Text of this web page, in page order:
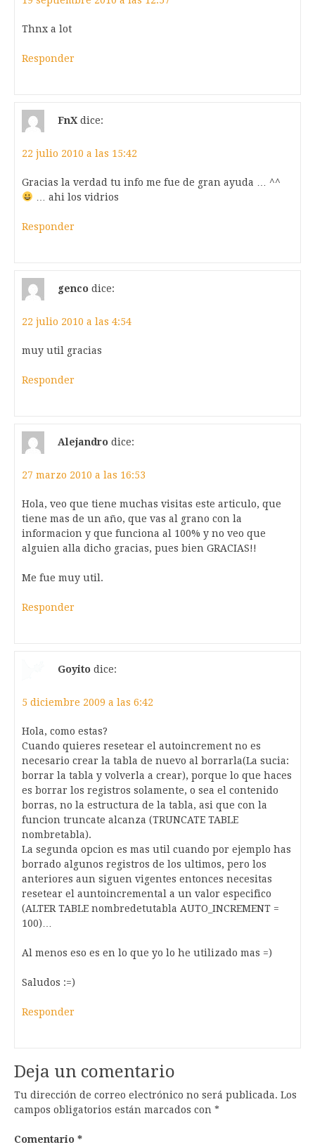
Thnx a lot
Responder
FnX dice:
22 julio 2010 a las 15:42
Gracias la verdad tu info me fue de gran ayuda … ^^
… ahi los vidrios
Responder
genco dice:
22 julio 2010 a las 4:54
muy util gracias
Responder
Alejandro dice:
27 marzo 2010 a las 16:53
Hola, veo que tiene muchas visitas este articulo, que
tiene mas de un año, que vas al grano con la
informacion y que funciona al 100% y no veo que
alguien alla dicho gracias, pues bien GRACIAS!!
Me fue muy util.
Responder
Goyito dice:
5 diciembre 2009 a las 6:42
Hola, como estas?
Cuando quieres resetear el autoincrement no es
necesario crear la tabla de nuevo al borrarla(La sucia:
borrar la tabla y volverla a crear), porque lo que haces
es borrar los registros solamente, o sea el contenido
borras, no la estructura de la tabla, asi que con la
funcion truncate alcanza (TRUNCATE TABLE
nombretabla).
La segunda opcion es mas util cuando por ejemplo has
borrado algunos registros de los ultimos, pero los
anteriores aun siguen vigentes entonces necesitas
resetear el auntoincremental a un valor especifico
(ALTER TABLE nombredetutabla AUTO_INCREMENT =
100)…
Al menos eso es en lo que yo lo he utilizado mas =)
Saludos :=)
Responder
Deja un comentario
Tu dirección de correo electrónico no será publicada. Los
campos obligatorios están marcados con *
Comentario *